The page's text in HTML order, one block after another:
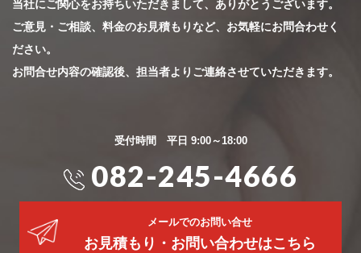
当社にご関心をお持ちいただきまして、ありがとうございます。
ご意見・ご相談、料金のお見積もりなど、お気軽にお問合わせく
ださい。
お問合せ内容の確認後、担当者よりご連絡させていただきます。
受付時間 平日 9:00～18:00
082-245-4666
メールでのお問い合せ
お見積もり・お問い合わせはこちら